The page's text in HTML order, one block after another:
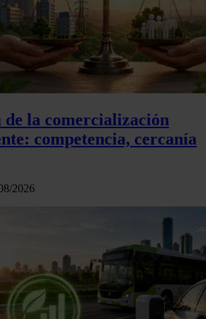
de la comercialización
competencia, cercanía
2026